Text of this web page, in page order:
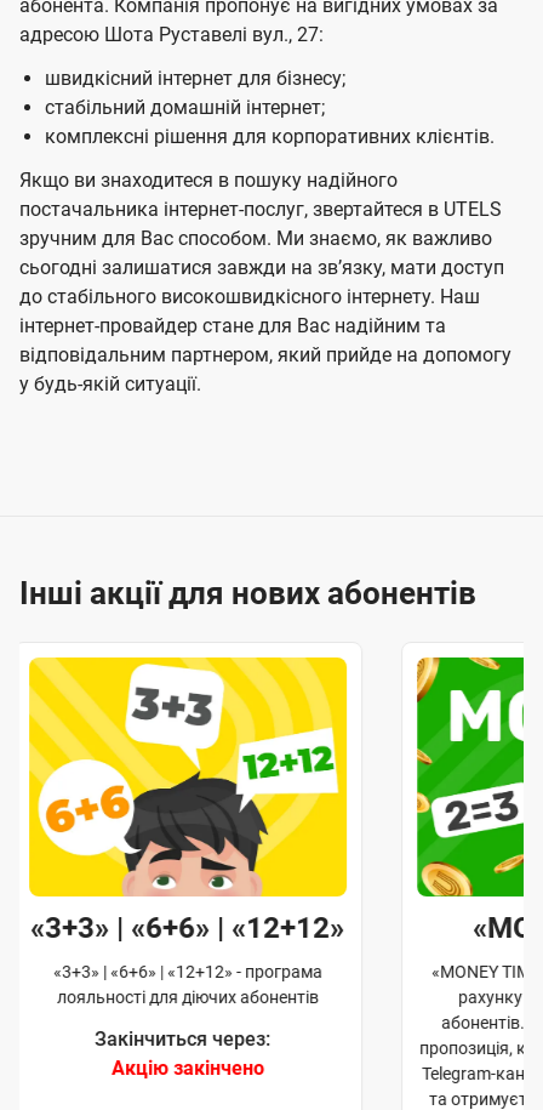
абонента. Компанія пропонує на вигідних умовах за
адресою Шота Руставелі вул., 27:
швидкісний інтернет для бізнесу;
стабільний домашній інтернет;
комплексні рішення для корпоративних клієнтів.
Якщо ви знаходитеся в пошуку надійного
постачальника інтернет-послуг, звертайтеся в UTELS
зручним для Вас способом. Ми знаємо, як важливо
сьогодні залишатися завжди на звʼязку, мати доступ
до стабільного високошвидкісного інтернету. Наш
інтернет-провайдер стане для Вас надійним та
відповідальним партнером, який прийде на допомогу
у будь-якій ситуації.
Інші акції для нових абонентів
«3+3» | «6+6» | «12+12»
«3+3» | «6+6» | «12+12» - програма
лояльності для діючих абонентів
Закінчиться через:
Акцію закінчено
«MONEY
рахунку
абонентів.
пропозиція,
Telegram-
та